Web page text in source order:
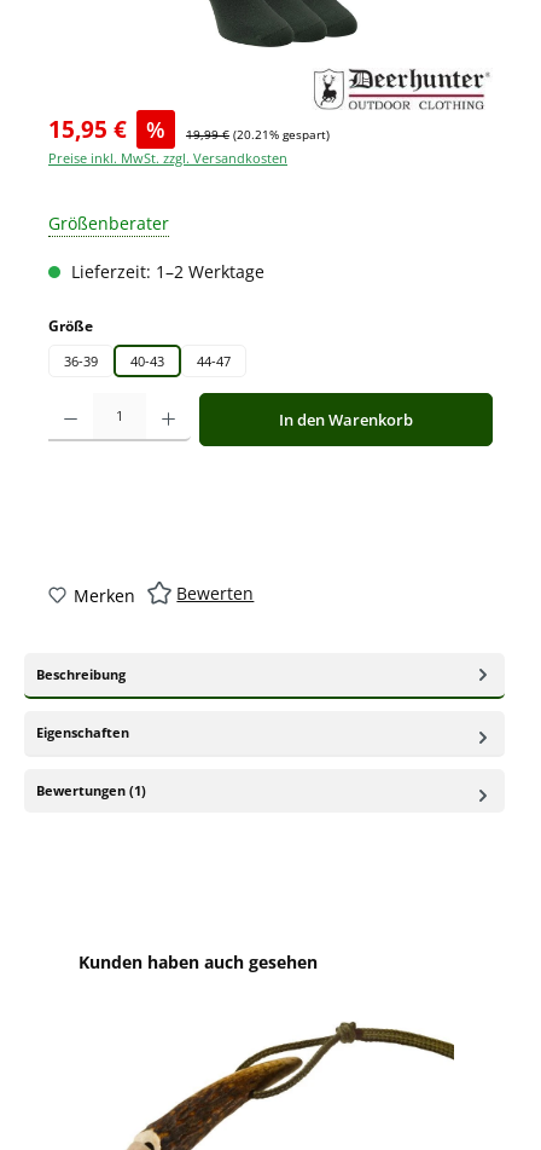
15,95 € % 19,99 € (20.21% gespart)
Preise inkl. MwSt. zzgl. Versandkosten
Größenberater
Lieferzeit: 1–2 Werktage
Größeauswählen
36-39 40-43 44-47
Produkt Anzahl: Gib den gewünschten Wert ein oder benutze die
In den Warenkorb
Merken Bewerten
Beschreibung
Eigenschaften
Bewertungen (1)
Produktgalerie überspringen
Kunden haben auch gesehen